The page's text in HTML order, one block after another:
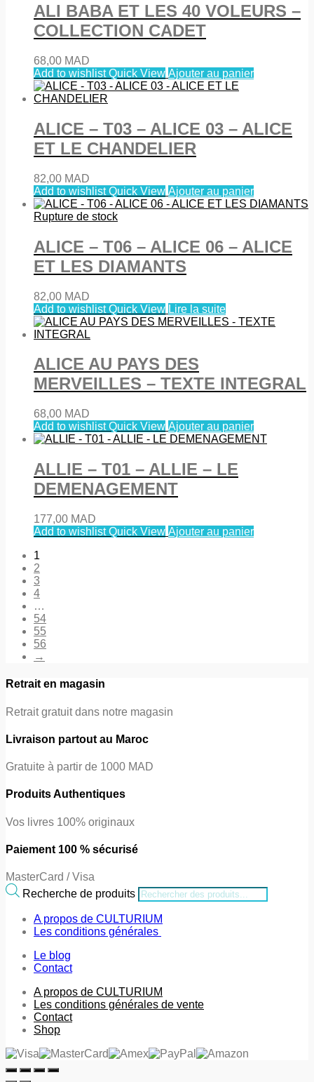
ALI BABA ET LES 40 VOLEURS –
COLLECTION CADET
68,00 MAD
Add to wishlistQuick View Ajouter au panier
ALICE – T03 – ALICE 03 – ALICE
ET LE CHANDELIER
82,00 MAD
Add to wishlistQuick View Ajouter au panier
Rupture de stock
ALICE – T06 – ALICE 06 – ALICE
ET LES DIAMANTS
82,00 MAD
Add to wishlistQuick View Lire la suite
ALICE AU PAYS DES
MERVEILLES – TEXTE INTEGRAL
68,00 MAD
Add to wishlistQuick View Ajouter au panier
ALLIE – T01 – ALLIE – LE
DEMENAGEMENT
177,00 MAD
Add to wishlistQuick View Ajouter au panier
1
2
3
4
…
54
55
56
→
Retrait en magasin
Retrait gratuit dans notre magasin
Livraison partout au Maroc
Gratuite à partir de 1000 MAD
Produits Authentiques
Vos livres 100% originaux
Paiement 100 % sécurisé
MasterCard / Visa
Recherche de produits
A propos de CULTURIUM
Les conditions générales
Le blog
Contact
A propos de CULTURIUM
Les conditions générales de vente
Contact
Shop